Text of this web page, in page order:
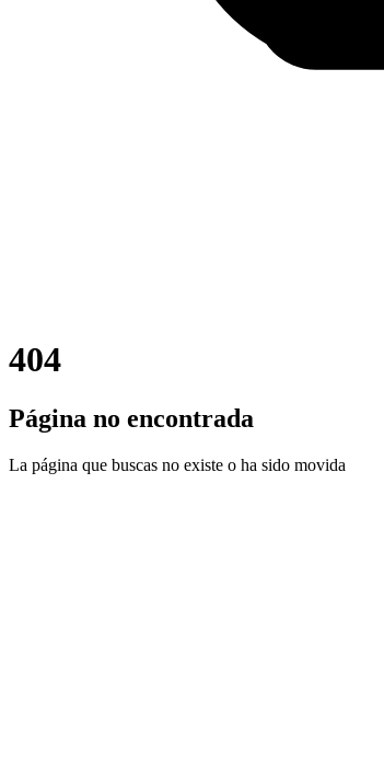
404
Página no encontrada
La página que buscas no existe o ha sido movida